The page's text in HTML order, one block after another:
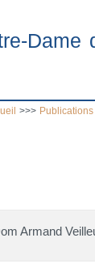
Dame
>>> Publications
Armand